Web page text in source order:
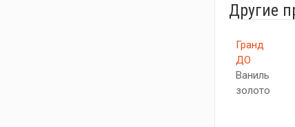
Другие
Гранд
ДО
Ваниль
золото